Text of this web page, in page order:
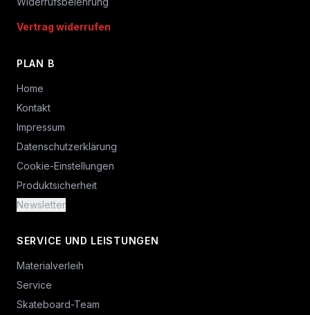
Vertrag widerrufen
PLAN B
Home
Kontakt
Impressum
Datenschutzerklärung
Cookie-Einstellungen
Produktsicherheit
Newsletter
SERVICE UND LEISTUNGEN
Materialverleih
Service
Skateboard-Team